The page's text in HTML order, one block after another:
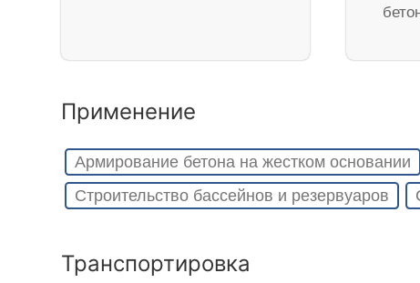
Применение
Армирование бетона на жестком основании
Строительство бассейнов и резервуаров
Транспортировка